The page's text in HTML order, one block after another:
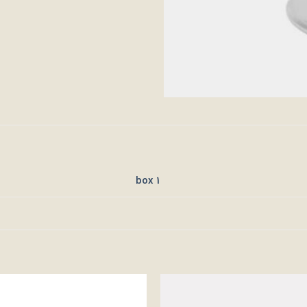
1 box